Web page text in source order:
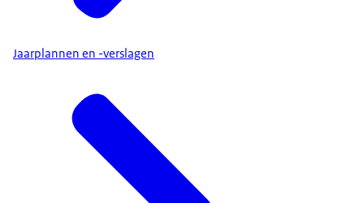
Jaarplannen en -verslagen